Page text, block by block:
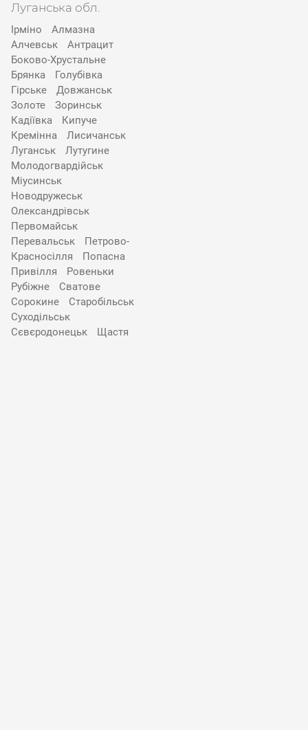
Луганська обл.
Ірміно
Алмазна
Алчевськ
Антрацит
Боково-Хрустальне
Брянка
Голубівка
Гірське
Довжанськ
Золоте
Зоринськ
Кадіївка
Кипуче
Кремінна
Лисичанськ
Луганськ
Лутугине
Молодогвардійськ
Міусинськ
Новодружеськ
Олександрівськ
Первомайськ
Перевальськ
Петрово-
Красносілля
Попасна
Привілля
Ровеньки
Рубіжне
Сватове
Сорокине
Старобільськ
Суходільськ
Сєвєродонецьк
Щастя